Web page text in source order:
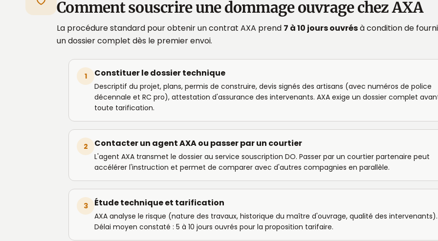
Comment souscrire une dommage ouvrage chez AXA
La procédure standard pour obtenir un contrat AXA prend 7 à 10 jours ouvrésà condition de
un dossier complet dès le premier envoi.
1 Constituer le dossier technique
Descriptif du projet, plans, permis de construire, devis signés des artisans (avec numéros de police
décennale et RC pro), attestation d'assurance des intervenants. AXA exige un dossier complet
toute tarification.
2 Contacter un agent AXA ou passer par un courtier
L'agent AXA transmet le dossier au service souscription DO. Passer par un courtier partenaire peut
accélérer l'instruction et permet de comparer avec d'autres compagnies en parallèle.
3 Étude technique et tarification
AXA analyse le risque (nature des travaux, historique du maître d'ouvrage, qualité des intervenants).
Délai moyen constaté : 5 à 10 jours ouvrés pour la proposition tarifaire.